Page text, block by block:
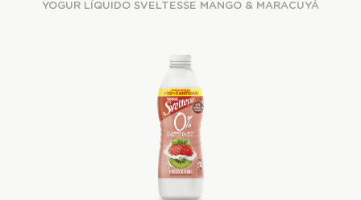
YOGUR LÍQUIDO SVELTESSE MANGO & MARACUYÁ